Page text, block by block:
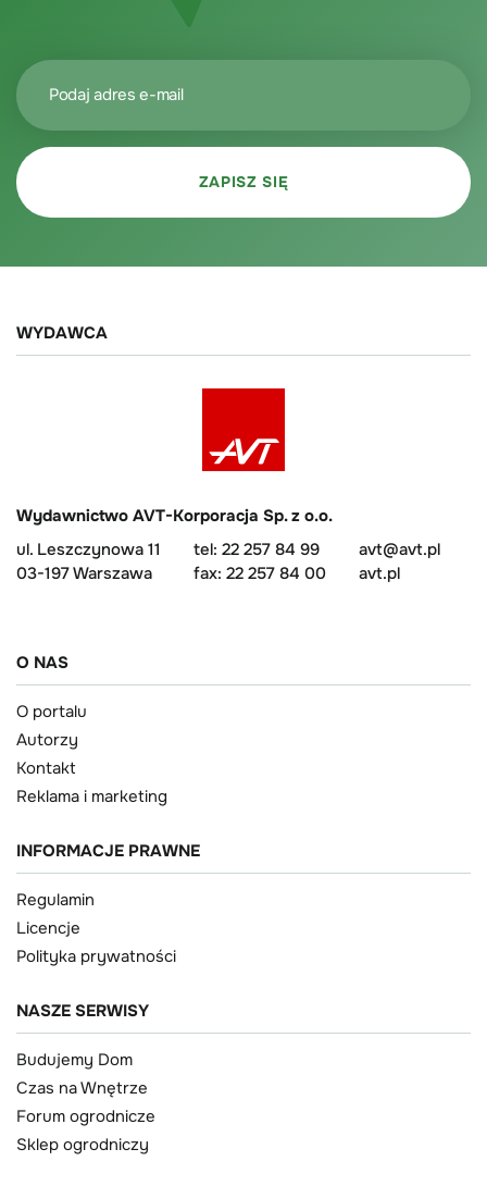
WYDAWCA
Wydawnictwo AVT-Korporacja Sp. z o.o.
ul. Leszczynowa 11
03-197 Warszawa
tel: 22 257 84 99
fax: 22 257 84 00
avt@avt.pl
avt.pl
O NAS
O portalu
Autorzy
Kontakt
Reklama i marketing
INFORMACJE PRAWNE
Regulamin
Licencje
Polityka prywatności
NASZE SERWISY
Budujemy Dom
Czas na Wnętrze
Forum ogrodnicze
Sklep ogrodniczy